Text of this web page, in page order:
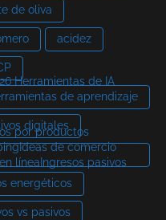
de oliva
acidez
Herramientas de IA
de aprendizaje
digitales
por productos
de comercio
líneaIngresos pasivos
energéticos
vs pasivos